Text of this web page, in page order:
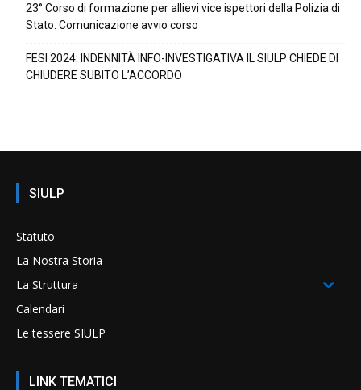
23° Corso di formazione per allievi vice ispettori della Polizia di
Stato. Comunicazione avvio corso
FESI 2024: INDENNITÀ INFO-INVESTIGATIVA IL SIULP CHIEDE DI
CHIUDERE SUBITO L’ACCORDO
SIULP
Statuto
La Nostra Storia
La Struttura
Calendari
Le tessere SIULP
LINK TEMATICI